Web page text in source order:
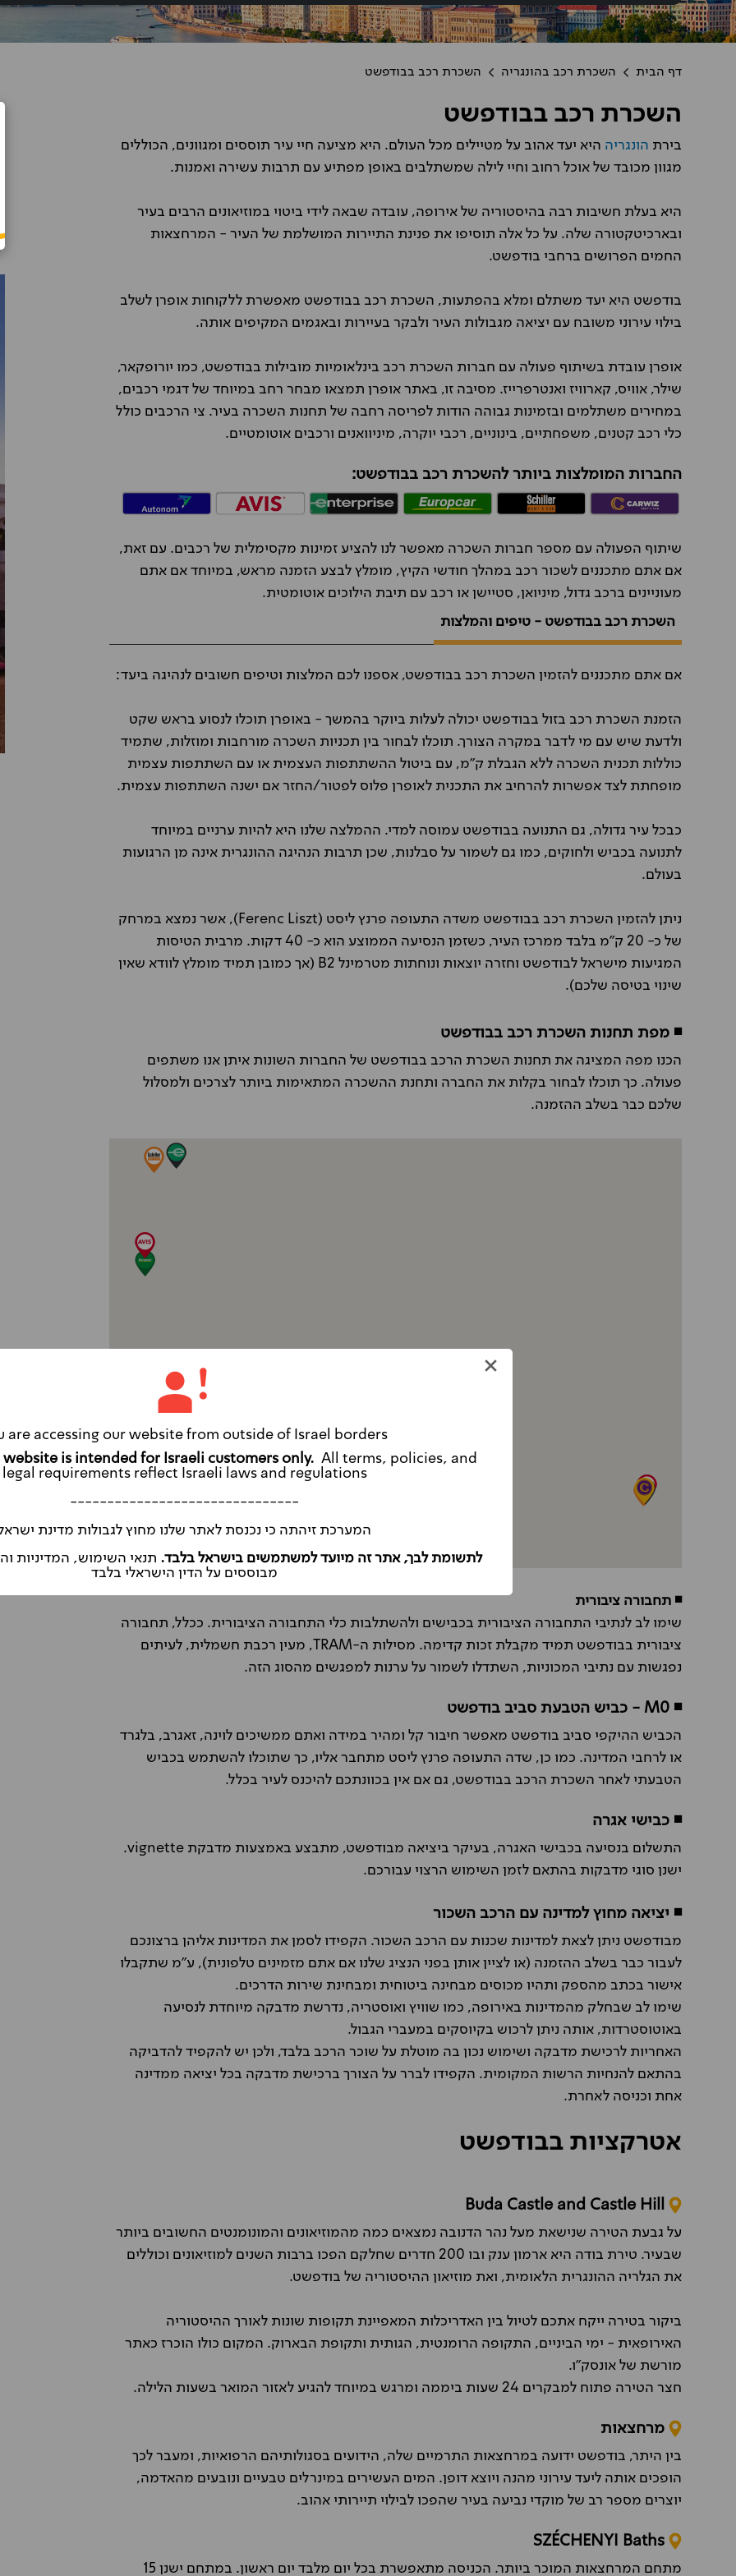
דף הבית השכרת רכב בהונגריה השכרת רכב בבודפשט
השכרת רכב בבודפשט
בירת הונגריה היא יעד אהוב על מטיילים מכל העולם. היא מציעה חיי עיר תוססים ומגוונים, הכוללים
מגוון מכובד של אוכל רחוב וחיי לילה שמשתלבים באופן מפתיע עם תרבות עשירה ואמנות.
היא בעלת חשיבות רבה בהיסטוריה של אירופה, עובדה שבאה לידי ביטוי במוזיאונים הרבים בעיר
ובארכיטקטורה שלה. על כל אלה תוסיפו את פנינת התיירות המושלמת של העיר - המרחצאות
החמים הפרושים ברחבי בודפשט.
בודפשט היא יעד משתלם ומלא בהפתעות, השכרת רכב בבודפשט מאפשרת ללקוחות אופרן לשלב
בילוי עירוני משובח עם יציאה מגבולות העיר ולבקר בעיירות ובאגמים המקיפים אותה.
אופרן עובדת בשיתוף פעולה עם חברות השכרת רכב בינלאומיות מובילות בבודפשט, כמו יורופקאר,
שילר, אוויס, קארוויז ואנטרפרייז. מסיבה זו, באתר אופרן תמצאו מבחר רחב במיוחד של דגמי רכבים,
במחירים משתלמים ובזמינות גבוהה הודות לפריסה רחבה של תחנות השכרה בעיר. צי הרכבים כולל
כלי רכב קטנים, משפחתיים, בינוניים, רכבי יוקרה, מיניוואנים ורכבים אוטומטיים.
החברות המומלצות ביותר להשכרת רכב בבודפשט:
שיתוף הפעולה עם מספר חברות השכרה מאפשר לנו להציע זמינות מקסימלית של רכבים. עם זאת,
אם אתם מתכננים לשכור רכב במהלך חודשי הקיץ, מומלץ לבצע הזמנה מראש, במיוחד אם אתם
מעוניינים ברכב גדול, מיניואן, סטיישן או רכב עם תיבת הילוכים אוטומטית.
השכרת רכב בבודפשט - טיפים והמלצות
אם אתם מתכננים להזמין השכרת רכב בבודפשט, אספנו לכם המלצות וטיפים חשובים לנהיגה ביעד:
הזמנת השכרת רכב בזול בבודפשט יכולה לעלות ביוקר בהמשך - באופרן תוכלו לנסוע בראש שקט
ולדעת שיש עם מי לדבר במקרה הצורך. תוכלו לבחור בין תכניות השכרה מורחבות ומוזלות, שתמיד
כוללות תכנית השכרה ללא הגבלת ק"מ, עם ביטול ההשתתפות העצמית או עם השתתפות עצמית
מופחתת לצד אפשרות להרחיב את התכנית לאופרן פלוס לפטור/החזר אם ישנה השתתפות עצמית.
כבכל עיר גדולה, גם התנועה בבודפשט עמוסה למדי. ההמלצה שלנו היא להיות ערניים במיוחד
לתנועה בכביש ולחוקים, כמו גם לשמור על סבלנות, שכן תרבות הנהיגה ההונגרית אינה מן הרגועות
בעולם.
ניתן להזמין השכרת רכב בבודפשט משדה התעופה פרנץ ליסט (Ferenc Liszt), אשר נמצא במרחק
של כ- 20 ק"מ בלבד ממרכז העיר, כשזמן הנסיעה הממוצע הוא כ- 40 דקות. מרבית הטיסות
המגיעות מישראל לבודפשט וחזרה יוצאות ונוחתות מטרמינל B2 (אך כמובן תמיד מומלץ לוודא שאין
שינוי בטיסה שלכם).
◾ מפת תחנות השכרת רכב בבודפשט
הכנו מפה המציגה את תחנות השכרת הרכב בבודפשט של החברות השונות איתן אנו משתפים
פעולה. כך תוכלו לבחור בקלות את החברה ותחנת ההשכרה המתאימות ביותר לצרכים ולמסלול
שלכם כבר בשלב ההזמנה.
◾ תחבורה ציבורית
שימו לב לנתיבי התחבורה הציבורית בכבישים ולהשתלבות כלי התחבורה הציבורית. ככלל, תחבורה
ציבורית בבודפשט תמיד מקבלת זכות קדימה. מסילות ה-TRAM, מעין רכבת חשמלית, לעיתים
נפגשות עם נתיבי המכוניות, השתדלו לשמור על ערנות למפגשים מהסוג הזה.
◾ M0 - כביש הטבעת סביב בודפשט
הכביש ההיקפי סביב בודפשט מאפשר חיבור קל ומהיר במידה ואתם ממשיכים לוינה, זאגרב, בלגרד
או לרחבי המדינה. כמו כן, שדה התעופה פרנץ ליסט מתחבר אליו, כך שתוכלו להשתמש בכביש
הטבעתי לאחר השכרת הרכב בבודפשט, גם אם אין בכוונתכם להיכנס לעיר בכלל.
◾ כבישי אגרה
התשלום בנסיעה בכבישי האגרה, בעיקר ביציאה מבודפשט, מתבצע באמצעות מדבקת vignette.
ישנן סוגי מדבקות בהתאם לזמן השימוש הרצוי עבורכם.
◾ יציאה מחוץ למדינה עם הרכב השכור
מבודפשט ניתן לצאת למדינות שכנות עם הרכב השכור. הקפידו לסמן את המדינות אליהן ברצונכם
לעבור כבר בשלב ההזמנה (או לציין אותן בפני הנציג שלנו אם אתם מזמינים טלפונית), ע"מ שתקבלו
אישור בכתב מהספק ותהיו מכוסים מבחינה ביטוחית ומבחינת שירות הדרכים.
שימו לב שבחלק מהמדינות באירופה, כמו שוויץ ואוסטריה, נדרשת מדבקה מיוחדת לנסיעה
באוטוסטרדות, אותה ניתן לרכוש בקיוסקים במעברי הגבול.
האחריות לרכישת מדבקה ושימוש נכון בה מוטלת על שוכר הרכב בלבד, ולכן יש להקפיד להדביקה
בהתאם להנחיות הרשות המקומית. הקפידו לברר על הצורך ברכישת מדבקה בכל יציאה ממדינה
אחת וכניסה לאחרת.
אטרקציות בבודפשט
Buda Castle and Castle Hill
על גבעת הטירה שנישאת מעל נהר הדנובה נמצאים כמה מהמוזיאונים והמונומנטים החשובים ביותר
שבעיר. טירת בודה היא ארמון ענק ובו 200 חדרים שחלקם הפכו ברבות השנים למוזיאונים וכוללים
את הגלריה ההונגרית הלאומית, ואת מוזיאון ההיסטוריה של בודפשט.
ביקור בטירה ייקח אתכם לטיול בין האדריכלות המאפיינת תקופות שונות לאורך ההיסטוריה
האירופאית - ימי הביניים, התקופה הרומנטית, הגותית ותקופת הבארוק. המקום כולו הוכרז כאתר
מורשת של אונסק"ו.
חצר הטירה פתוח למבקרים 24 שעות ביממה ומרגש במיוחד להגיע לאזור המואר בשעות הלילה.
מרחצאות
בין היתר, בודפשט ידועה במרחצאות התרמיים שלה, הידועים בסגולותיהם הרפואיות, ומעבר לכך
הופכים אותה ליעד עירוני מהנה ויוצא דופן. המים העשירים במינרלים טבעיים ונובעים מהאדמה,
יוצרים מספר רב של מוקדי נביעה בעיר שהפכו לבילוי תיירותי אהוב.
SZÉCHENYI Baths
מתחם המרחצאות המוכר ביותר. הכניסה מתאפשרת בכל יום מלבד יום ראשון. במתחם ישנן 15
Rafi Kornfeld
שכרתי רכב בבודפשט. קיבלתי בדיוק מה
טל לוי חמדי
הזמנתי דרכם רכב בהונגריה, עבר חלק והכל
All terms, policies, and
legal requirements reflect Israeli laws and regulations
-------------------------------
המערכת זיהתה כי נכנסת לאתר שלנו מחוץ לגבולות מדינת
are accessing our website from outside of Israel borders
לתשומת לבך, אתר זה מיועד למשתמשים בישראל בלבד. תנאי השימוש, המדיניות
מבוססים על הדין הישראלי בלבד